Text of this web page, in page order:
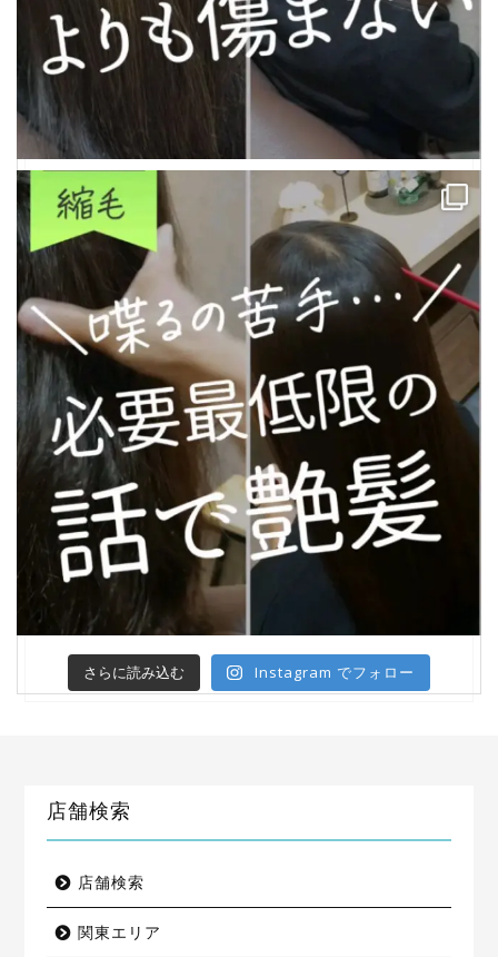
さらに読み込む Instagram でフォロー
店舗検索
店舗検索
関東エリア